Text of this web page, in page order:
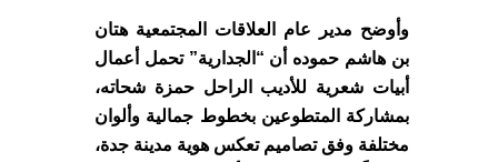
وأوضح مدير عام العلاقات المجتمعية هتان
بن هاشم حموده أن “الجدارية” تحمل أعمال
أبيات شعرية للأديب الراحل حمزة شحاته،
بمشاركة المتطوعين بخطوط جمالية وألوان
مختلفة وفق تصاميم تعكس هوية مدينة جدة،